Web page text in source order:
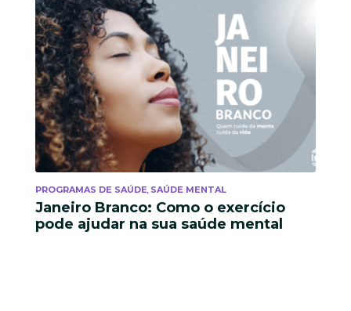
PROGRAMAS DE SAÚDE SAÚDE MENTAL
Janeiro Branco: Como o exercício
pode ajudar na sua saúde mental